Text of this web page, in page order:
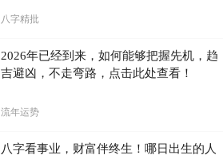
八字精批
2026年已经到来，如何能够把握先机，趋
吉避凶，不走弯路，点击此处查看！
流年运势
八字看事业，财富伴终生！哪日出生的人